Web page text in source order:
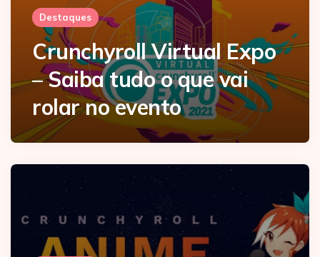
Destaques
Crunchyroll Virtual Expo
– Saiba tudo o que vai
rolar no evento